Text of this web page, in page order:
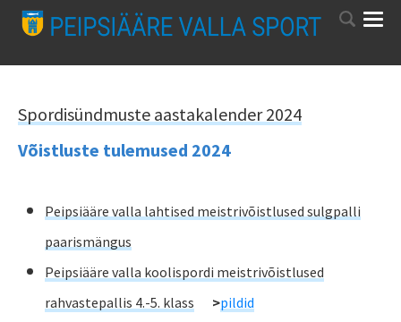
Spordisündmuste aastakalender 2024
Võistluste tulemused 2024
Peipsiääre valla lahtised meistrivõistlused sulgpalli
paarismängus
Peipsiääre valla koolispordi meistrivõistlused
rahvastepallis 4.-5. klass
>pildid